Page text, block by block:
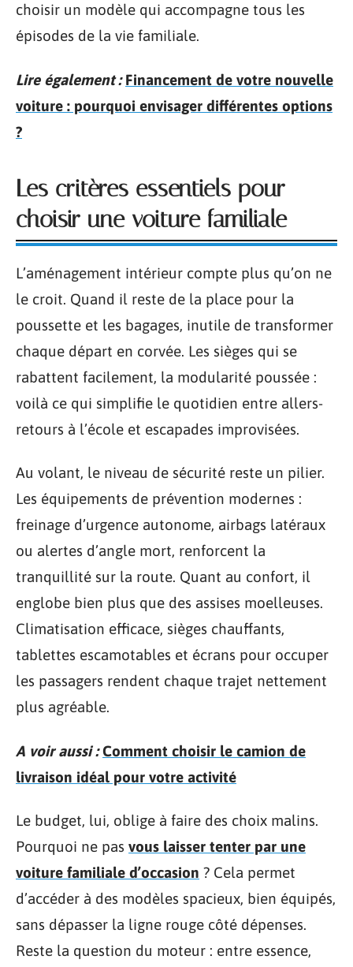
choisir un modèle qui accompagne tous les
épisodes de la vie familiale.
Lire également : Financement de votre nouvelle
voiture : pourquoi envisager différentes options
?
Les critères essentiels pour
choisir une voiture familiale
L’aménagement intérieur compte plus qu’on ne
le croit. Quand il reste de la place pour la
poussette et les bagages, inutile de transformer
chaque départ en corvée. Les sièges qui se
rabattent facilement, la modularité poussée :
voilà ce qui simplifie le quotidien entre allers-
retours à l’école et escapades improvisées.
Au volant, le niveau de sécurité reste un pilier.
Les équipements de prévention modernes :
freinage d’urgence autonome, airbags latéraux
ou alertes d’angle mort, renforcent la
tranquillité sur la route. Quant au confort, il
englobe bien plus que des assises moelleuses.
Climatisation efficace, sièges chauffants,
tablettes escamotables et écrans pour occuper
les passagers rendent chaque trajet nettement
plus agréable.
A voir aussi : Comment choisir le camion de
livraison idéal pour votre activité
Le budget, lui, oblige à faire des choix malins.
Pourquoi ne pas vous laisser tenter par une
voiture familiale d’occasion ? Cela permet
d’accéder à des modèles spacieux, bien équipés,
sans dépasser la ligne rouge côté dépenses.
Reste la question du moteur : entre essence,